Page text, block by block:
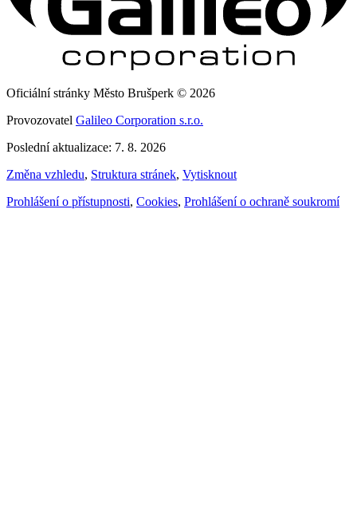
Oficiální stránky Město Brušperk © 2026
Provozovatel Galileo Corporation s.r.o.
Poslední aktualizace: 7. 8. 2026
Změna vzhledu, Struktura stránek, Vytisknout
Prohlášení o přístupnosti, Cookies, Prohlášení o ochraně soukromí